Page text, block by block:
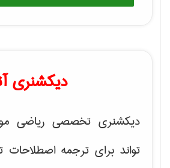
دیکشنری
دیکشنری تخصصی ریاضی
تواند برای ترجمه